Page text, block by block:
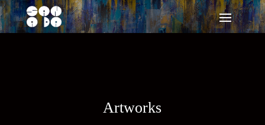
Artworks